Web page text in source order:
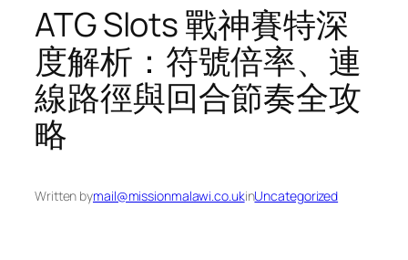
ATG Slots 戰神賽特深
度解析：符號倍率、連
線路徑與回合節奏全攻
略
Written bymail@missionmalawi.co.ukinUncategorized